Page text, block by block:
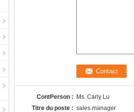
ContPerson :
Ms. Carly Lu
Titre du poste : sales manager